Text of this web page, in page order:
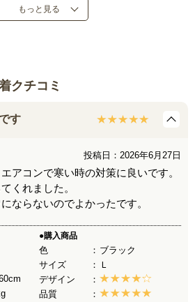
もっと見る
クチコミ
す
投稿日：2026年6月27日
アコンで寒い時の対策に良いです。
くれました。
ならないのでよかったです。
●購入商品
色
ブラック
サイズ
Ｌ
デザイン
品質